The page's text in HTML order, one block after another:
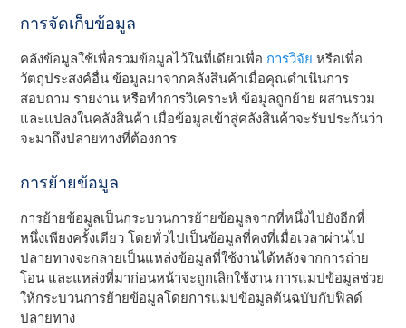
การจัดเก็บข้อมูล
คลังข้อมูลใช้เพื่อรวมข้อมูลไว้ในที่เดียวเพื่อ การวิจัย หรือเพื่อ
วัตถุประสงค์อื่น ข้อมูลมาจากคลังสินค้าเมื่อคุณดําเนินการ
สอบถาม รายงาน หรือทําการวิเคราะห์ ข้อมูลถูกย้าย ผสานรวม
และแปลงในคลังสินค้า เมื่อข้อมูลเข้าสู่คลังสินค้าจะรับประกันว่า
จะมาถึงปลายทางที่ต้องการ
การย้ายข้อมูล
การย้ายข้อมูลเป็นกระบวนการย้ายข้อมูลจากที่หนึ่งไปยังอีกที่
หนึ่งเพียงครั้งเดียว โดยทั่วไปเป็นข้อมูลที่คงที่เมื่อเวลาผ่านไป
ปลายทางจะกลายเป็นแหล่งข้อมูลที่ใช้งานได้หลังจากการถ่าย
โอน และแหล่งที่มาก่อนหน้าจะถูกเลิกใช้งาน การแมปข้อมูลช่วย
ให้กระบวนการย้ายข้อมูลโดยการแมปข้อมูลต้นฉบับกับฟิลด์
ปลายทาง